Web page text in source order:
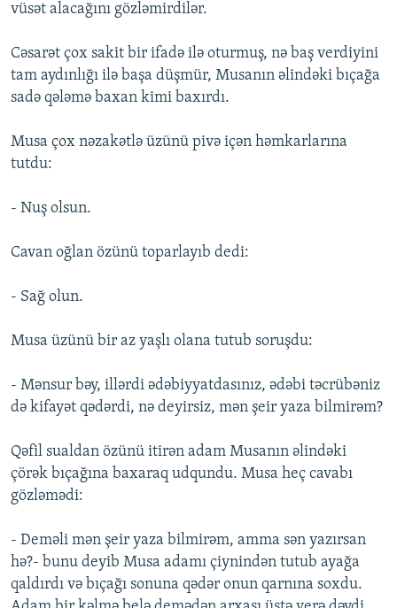
vüsət alacağını gözləmirdilər.
Cəsarət çox sakit bir ifadə ilə oturmuş, nə baş verdiyini
tam aydınlığı ilə başa düşmür, Musanın əlindəki bıçağa
sadə qələmə baxan kimi baxırdı.
Musa çox nəzakətlə üzünü pivə içən həmkarlarına
tutdu:
- Nuş olsun.
Cavan oğlan özünü toparlayıb dedi:
- Sağ olun.
Musa üzünü bir az yaşlı olana tutub soruşdu:
- Mənsur bəy, illərdi ədəbiyyatdasınız, ədəbi təcrübəniz
də kifayət qədərdi, nə deyirsiz, mən şeir yaza bilmirəm?
Qəfil sualdan özünü itirən adam Musanın əlindəki
çörək bıçağına baxaraq udqundu. Musa heç cavabı
gözləmədi:
- Deməli mən şeir yaza bilmirəm, amma sən yazırsan
hə?- bunu deyib Musa adamı çiynindən tutub ayağa
qaldırdı və bıçağı sonuna qədər onun qarnına soxdu.